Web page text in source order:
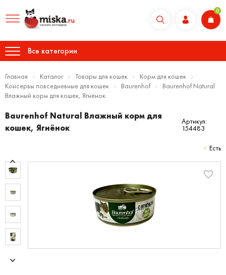
0
Все категории
Главная Каталог Товары для кошек
Корм для кошек
Консервы повседневные для кошек
Baurenhof
Baurenhof Natural
Влажный корм для кошек, Ягнёнок
Baurenhof Natural Влажный корм для
кошек, Ягнёнок
Артикул:
154483
Есть